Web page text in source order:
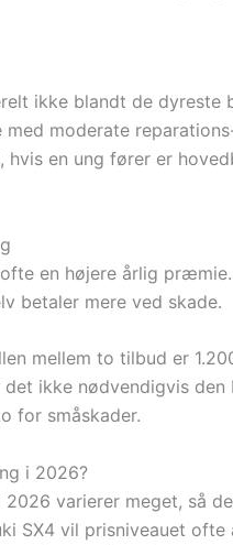
ikke blandt de
med moderate
en ung fører er
en højere årlig
betaler mere ved skade.
mellem to tilbud er
det ikke nødvendigvis
for småskader.
i 2026?
varierer meget, så
SX4 vil prisniveauet